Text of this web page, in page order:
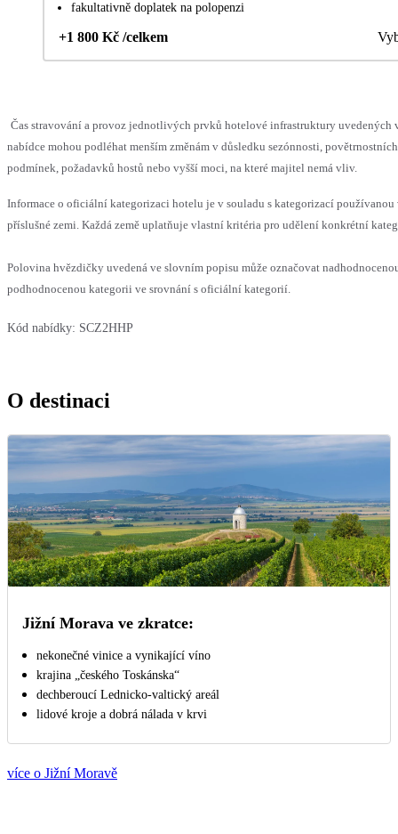
fakultativně doplatek na polopenzi
+1 800 Kč /celkem
Čas stravování a provoz jednotlivých prvků hotelové infrastruktury uvedených
nabídce mohou podléhat menším změnám v důsledku sezónnosti, povětrnostních
podmínek, požadavků hostů nebo vyšší moci, na které majitel nemá vliv.
Informace o oficiální kategorizaci hotelu je v souladu s kategorizací používanou
příslušné zemi. Každá země uplatňuje vlastní kritéria pro udělení konkrétní
Polovina hvězdičky uvedená ve slovním popisu může označovat
podhodnocenou kategorii ve srovnání s oficiální kategorií.
Kód nabídky: SCZ2HHP
O destinaci
Jižní Morava ve zkratce:
nekonečné vinice a vynikající víno
krajina „českého Toskánska“
dechberoucí Lednicko-valtický areál
lidové kroje a dobrá nálada v krvi
více o Jižní Moravě